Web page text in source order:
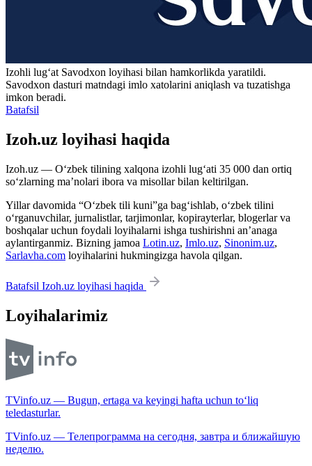
Izohli lugʻat Savodxon loyihasi bilan hamkorlikda yaratildi.
Savodxon dasturi matndagi imlo xatolarini aniqlash va tuzatishga
imkon beradi.
Batafsil
Izoh.uz loyihasi haqida
Izoh.uz — O‘zbek tilining xalqona izohli lug‘ati 35 000 dan ortiq
so‘zlarning ma’nolari ibora va misollar bilan keltirilgan.
Yillar davomida “O‘zbek tili kuni”ga bag‘ishlab, o‘zbek tilini
o‘rganuvchilar, jurnalistlar, tarjimonlar, kopirayterlar, blogerlar va
boshqalar uchun foydali loyihalarni ishga tushirishni an’anaga
aylantirganmiz. Bizning jamoa Lotin.uz, Imlo.uz, Sinonim.uz,
Sarlavha.com loyihalarini hukmingizga havola qilgan.
Batafsil Izoh.uz loyihasi haqida
Loyihalarimiz
TVinfo.uz — Bugun, ertaga va keyingi hafta uchun to‘liq
teledasturlar.
TVinfo.uz — Телепрограмма на сегодня, завтра и ближайшую
неделю.